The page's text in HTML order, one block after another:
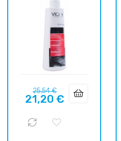
Prix
habituel
25,54 €Prix
21,20 €